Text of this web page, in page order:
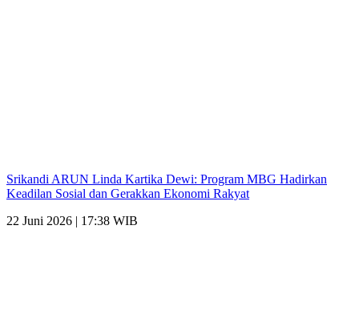
Srikandi ARUN Linda Kartika Dewi: Program MBG Hadirkan
Keadilan Sosial dan Gerakkan Ekonomi Rakyat
22 Juni 2026 | 17:38 WIB